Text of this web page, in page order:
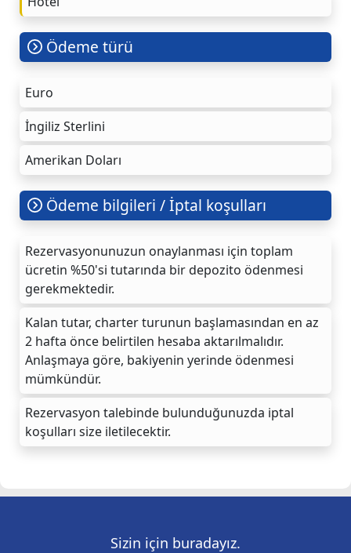
Ödeme türü
Euro
İngiliz Sterlini
Amerikan Doları
Ödeme bilgileri / İptal koşulları
Rezervasyonunuzun onaylanması için toplam
ücretin %50'si tutarında bir depozito ödenmesi
gerekmektedir.
Kalan tutar, charter turunun başlamasından en az
2 hafta önce belirtilen hesaba aktarılmalıdır.
Anlaşmaya göre, bakiyenin yerinde ödenmesi
mümkündür.
Rezervasyon talebinde bulunduğunuzda iptal
koşulları size iletilecektir.
Sizin için buradayız.